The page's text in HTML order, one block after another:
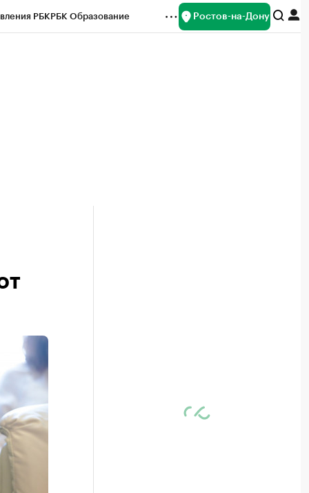
РБКРБК Образование Ростов-на-Дону